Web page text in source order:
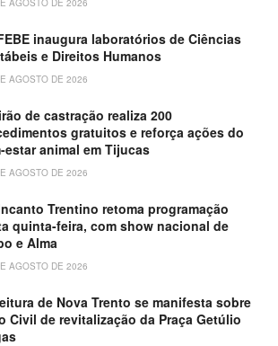
inaugura laboratórios de Ciências
e Direitos Humanos
AGOSTO DE 2026
de castração realiza 200
gratuitos e reforça ações do
estar animal em Tijucas
AGOSTO DE 2026
Trentino retoma programação
quinta-feira, com show nacional de
e Alma
AGOSTO DE 2026
de Nova Trento se manifesta sobre
Civil de revitalização da Praça Getúlio